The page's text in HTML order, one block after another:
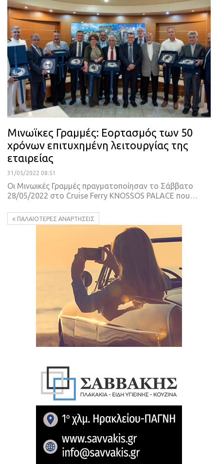
Μινωϊκες Γραμμές: Εορτασμός των 50
χρόνων επιτυχημένη λειτουργίας της
εταιρείας
31/05/2022 08:51
Οι Μινωικές Γραμμές πραγματοποίησαν το Σάββατο
28/05/2022 στο Cruise Ferry KNOSSOS PALACE που
ΠΑΛΑΙΌΤΕΡΕΣ ΑΝΑΡΤΉΣΕΙΣ